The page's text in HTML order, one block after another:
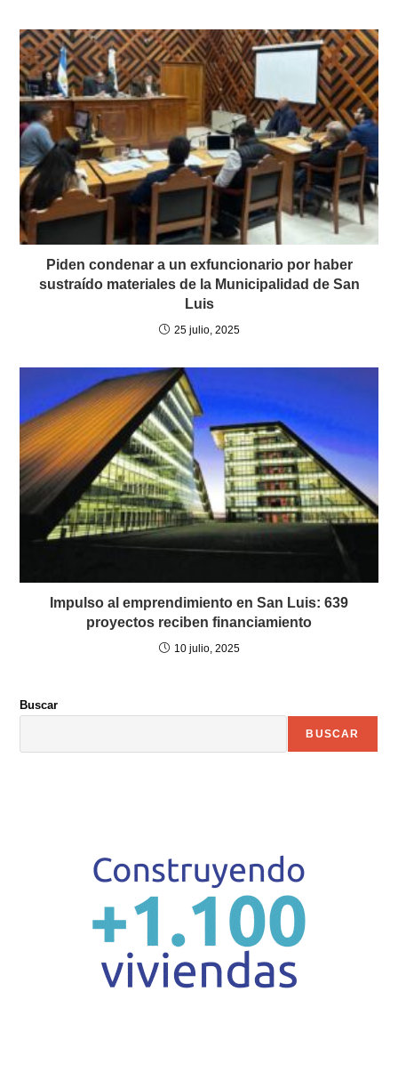
Piden condenar a un exfuncionario por haber
sustraído materiales de la Municipalidad de San
Luis
25 julio, 2025
Impulso al emprendimiento en San Luis: 639
proyectos reciben financiamiento
10 julio, 2025
Buscar
BUSCAR